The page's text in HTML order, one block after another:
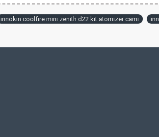
innokin coolfire mini zenith d22 kit atomizer camı